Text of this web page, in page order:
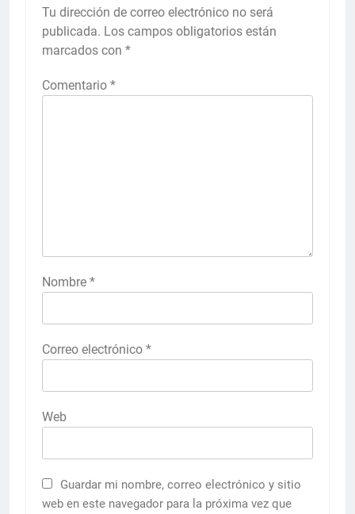
Tu dirección de correo electrónico no será
publicada. Los campos obligatorios están
marcados con *
Comentario *
Nombre *
Correo electrónico *
Web
Guardar mi nombre, correo electrónico y sitio
web en este navegador para la próxima vez que